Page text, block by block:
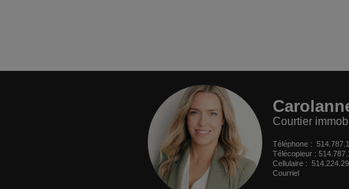
Courtier
Téléphone :
Télécopieur :
Cellulaire :
Courriel